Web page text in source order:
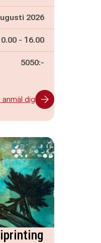
2026
mellan
- och
16.00
5050:-
dig